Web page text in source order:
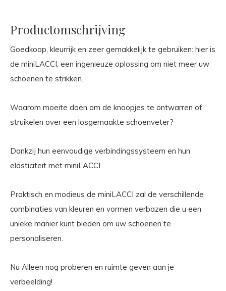
Productomschrijving
Goedkoop, kleurrijk en zeer gemakkelijk te gebruiken: hier is
de miniLACCI, een ingenieuze oplossing om niet meer uw
schoenen te strikken.
Waarom moeite doen om de knoopjes te ontwarren of
struikelen over een losgemaakte schoenveter?
Dankzij hun eenvoudige verbindingssysteem en hun
elasticiteit met miniLACCI
Praktisch en modieus de miniLACCI zal de verschillende
combinaties van kleuren en vormen verbazen die u een
unieke manier kunt bieden om uw schoenen te
personaliseren.
Nu Alleen nog proberen en ruimte geven aan je
verbeelding!